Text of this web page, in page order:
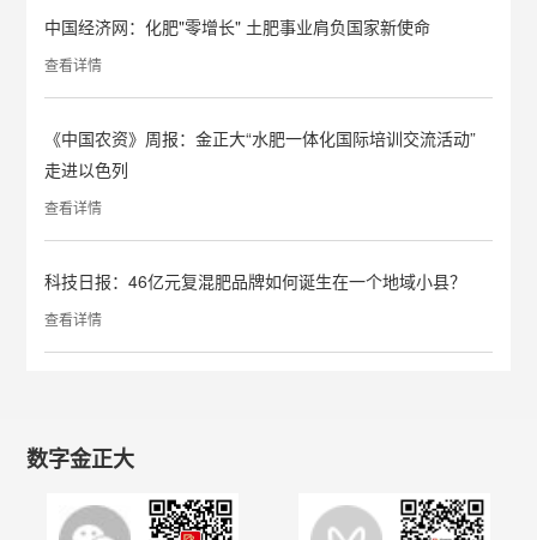
中国经济网：化肥"零增长" 土肥事业肩负国家新使命
查看详情
《中国农资》周报：金正大“水肥一体化国际培训交流活动”
走进以色列
查看详情
科技日报：46亿元复混肥品牌如何诞生在一个地域小县？
查看详情
数字金正大